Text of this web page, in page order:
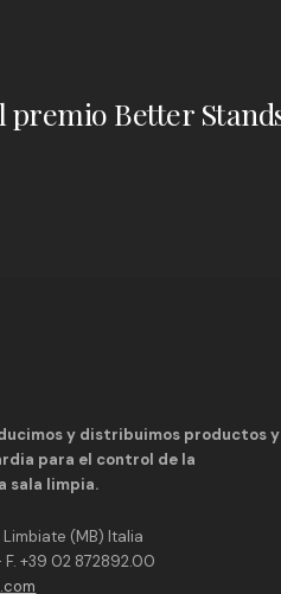
y distribuimos productos y
para el control de la
sala limpia.
Limbiate (MB) Italia
F. +39 02 872892.00